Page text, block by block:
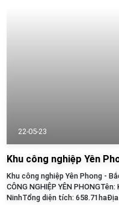
22-05-23
Khu công nghiệp Yên
Khu công nghiệp Yên Phong -
CÔNG NGHIỆP YÊN
NinhTổng diện tích: